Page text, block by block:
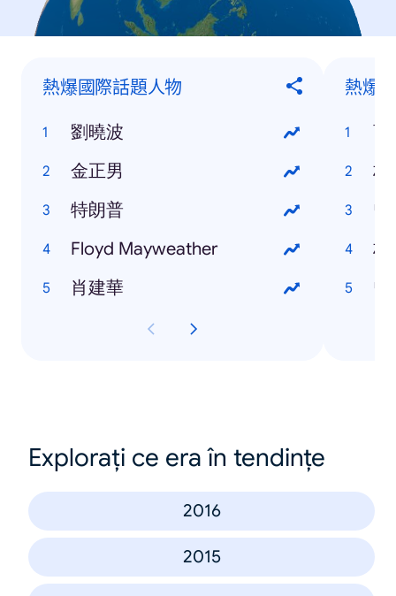
熱爆國際話題人物
劉曉波
金正男
特朗普
Floyd Mayweather
肖建華
熱爆
曹
林
曾
林
曾
Explorați ce era în tendințe
2016
2015